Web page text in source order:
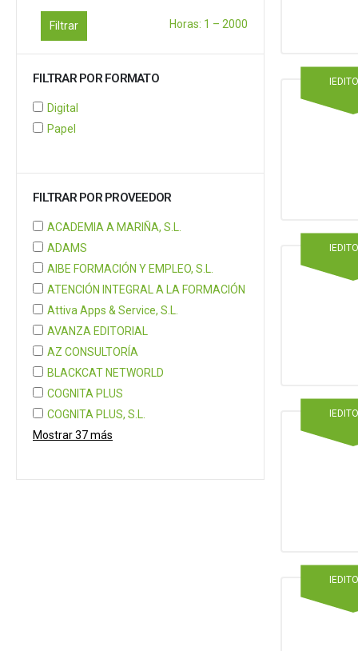
Filtrar Horas: 1 – 2000
FILTRAR POR FORMATO
Digital
Papel
FILTRAR POR PROVEEDOR
ACADEMIA A MARIÑA, S.L.
ADAMS
AIBE FORMACIÓN Y EMPLEO, S.L.
ATENCIÓN INTEGRAL A LA FORMACIÓN
Attiva Apps & Service, S.L.
AVANZA EDITORIAL
AZ CONSULTORÍA
BLACKCAT NETWORLD
COGNITA PLUS
COGNITA PLUS, S.L.
Mostrar 37 más